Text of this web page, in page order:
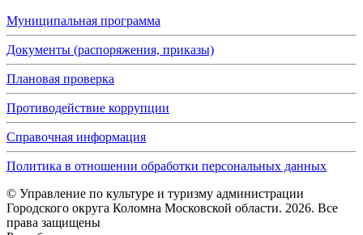
Муниципальная программа
Документы (распоряжения, приказы)
Плановая проверка
Противодействие коррупции
Справочная информация
Политика в отношении обработки персональных данных
© Управление по культуре и туризму администрации
Городского округа Коломна Московской области. 2026. Все
права защищены